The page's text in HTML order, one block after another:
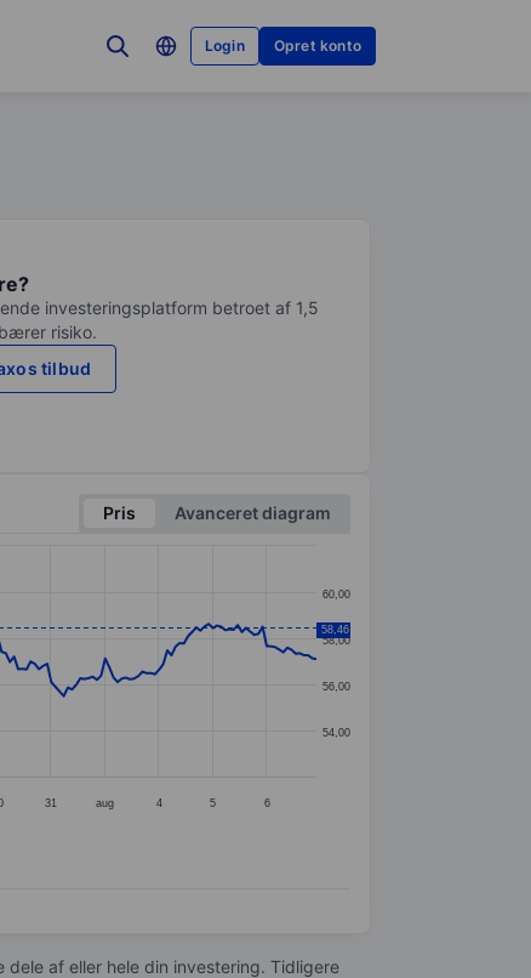
Login Opret konto
investeringsplatform betroet af 1,5
risiko.
tilbud
Pris
Avanceret diagram
31 aug 4 5 6
54,00
56,00
58,00
60,00
58,46
af eller hele din investering. Tidligere